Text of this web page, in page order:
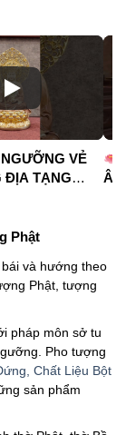
VẺ
ĐỊA TẠNG
Phật
và hướng theo
Phật, tượng
pháp môn sở tu
Pho tượng
Chất Liệu Bột
sản phẩm